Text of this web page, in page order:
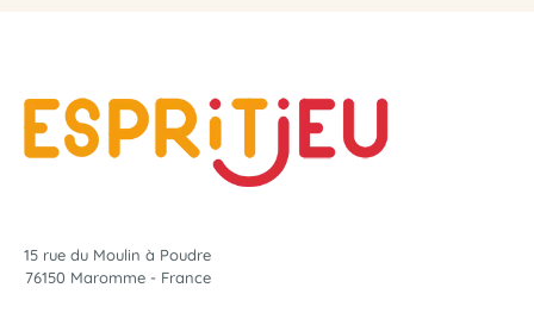
15 rue du Moulin à Poudre
76150 Maromme - France